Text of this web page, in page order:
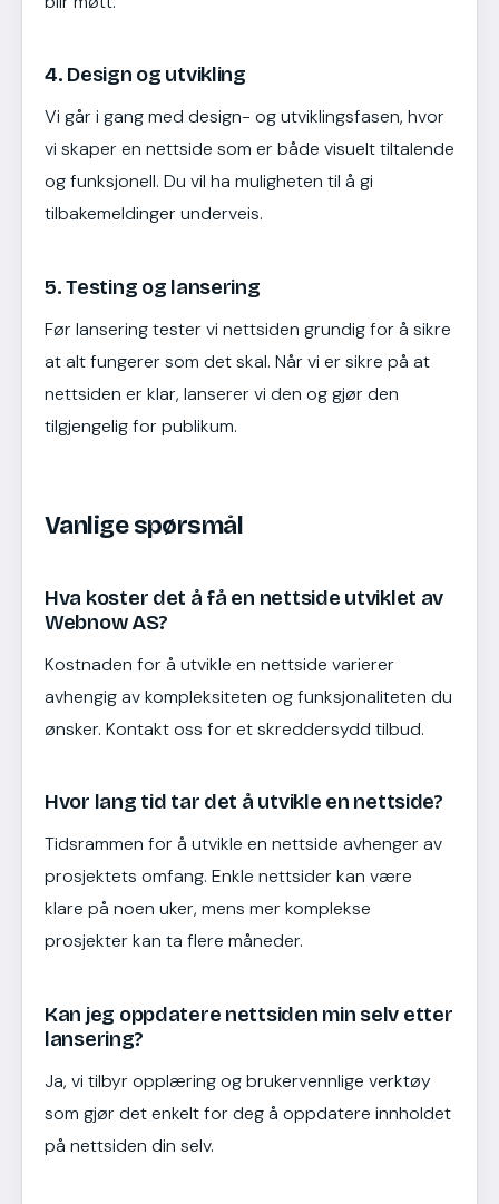
4. Design og utvikling
Vi går i gang med design- og utviklingsfasen, hvor
vi skaper en nettside som er både visuelt tiltalende
og funksjonell. Du vil ha muligheten til å gi
tilbakemeldinger underveis.
5. Testing og lansering
Før lansering tester vi nettsiden grundig for å sikre
at alt fungerer som det skal. Når vi er sikre på at
nettsiden er klar, lanserer vi den og gjør den
tilgjengelig for publikum.
Vanlige spørsmål
Hva koster det å få en nettside utviklet av
Webnow AS?
Kostnaden for å utvikle en nettside varierer
avhengig av kompleksiteten og funksjonaliteten du
ønsker. Kontakt oss for et skreddersydd tilbud.
Hvor lang tid tar det å utvikle en nettside?
Tidsrammen for å utvikle en nettside avhenger av
prosjektets omfang. Enkle nettsider kan være
klare på noen uker, mens mer komplekse
prosjekter kan ta flere måneder.
Kan jeg oppdatere nettsiden min selv etter
lansering?
Ja, vi tilbyr opplæring og brukervennlige verktøy
som gjør det enkelt for deg å oppdatere innholdet
på nettsiden din selv.